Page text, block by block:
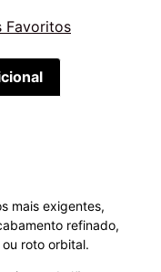
Favoritos
mais exigentes,
refinado,
roto orbital.